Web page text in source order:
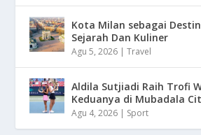
Kota Milan sebagai
Sejarah Dan Kuliner
Agu 5, 2026 |Travel
Aldila Sutjiadi Raih Trofi
Keduanya di Mubadala
Agu 4, 2026 Sport